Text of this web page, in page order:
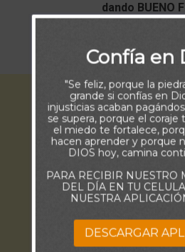
dando BUENO
Buenos
Confía en
"Se feliz, porque la
grande si confías en
injusticias acaban
se supera, porque el coraje
el miedo te fortalece,
hacen aprender y porque
DIOS hoy, camina
PARA RECIBIR NUESTRO
DEL DÍA EN TU
NUESTRA
DESCARGAR